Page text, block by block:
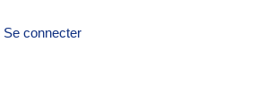
Se connecter